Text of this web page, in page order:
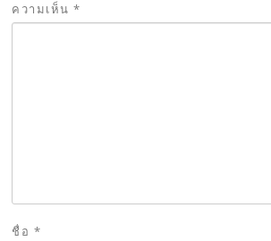
ความเห็น*
ชื่อ *